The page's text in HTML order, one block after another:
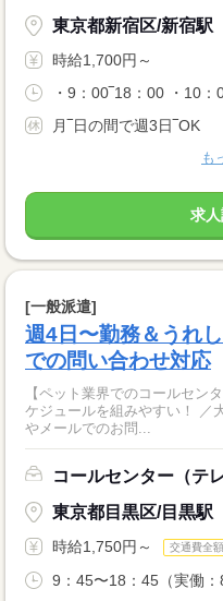
東京都新宿区/新宿駅
時給1,700円～
・9：00‾18：00 ・10：
月‾日の間で週3日‾OK
も
求
[一般派遣]
週4日〜勤務＆うれ
での問い合わせ対応
【ペット業界でのコールセン
ケジュールを組みやすい！ ／
やメールでのお問...
コールセンター（テ
東京都目黒区/目黒駅
時給1,750円～ 交通費全
9：45〜18：45（実働：